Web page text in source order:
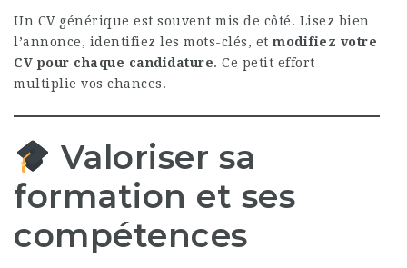
Un CV générique est souvent mis de côté. Lisez bien
l’annonce, identifiez les mots-clés, et modifiez votre
CV pour chaque candidature. Ce petit effort
multiplie vos chances.
Valoriser sa
formation et ses
compétences